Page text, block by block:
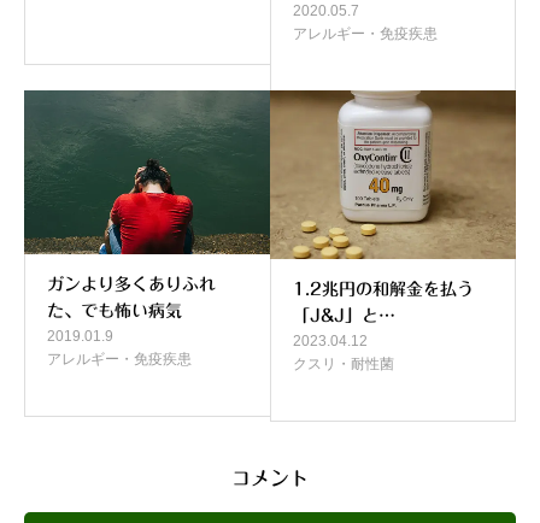
2020.05.7
アレルギー・免疫疾患
ガンより多くありふれ
た、でも怖い病気
2019.01.9
アレルギー・免疫疾患
1.2兆円の和解金を払う
「J&J」と…
2023.04.12
クスリ・耐性菌
コメント